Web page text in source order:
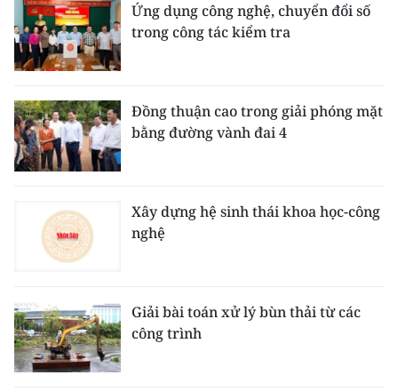
Ứng dụng công nghệ, chuyển đổi số
trong công tác kiểm tra
Đồng thuận cao trong giải phóng mặt
bằng đường vành đai 4
Xây dựng hệ sinh thái khoa học-công
nghệ
Giải bài toán xử lý bùn thải từ các
công trình